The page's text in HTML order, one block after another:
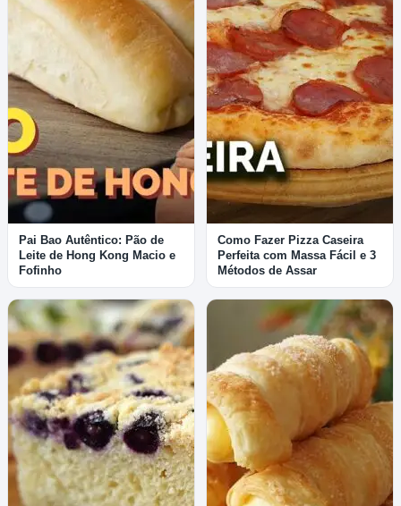
Pai Bao Autêntico: Pão de
Leite de Hong Kong Macio e
Fofinho
Como Fazer Pizza Caseira
Perfeita com Massa Fácil e 3
Métodos de Assar